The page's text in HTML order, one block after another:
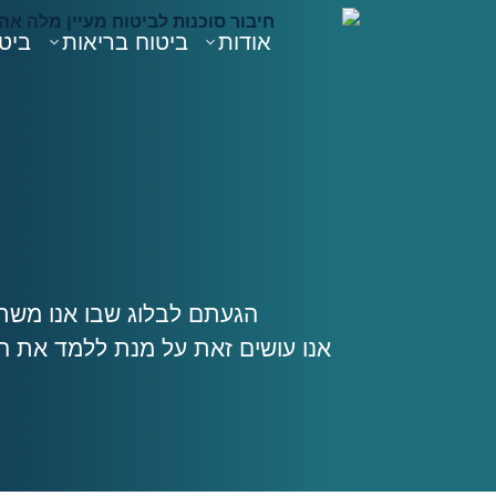
אודות ביטוח בריאות
הגעתם לבלוג שבו אנו
אנו עושים זאת על מנת ללמד את